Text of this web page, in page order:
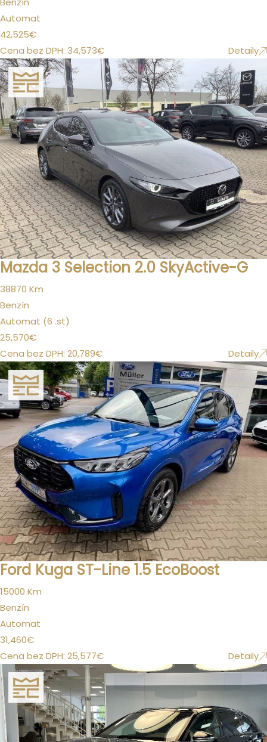
Automat
42,525€
Cena bez DPH: 34,573€ Detaily
Mazda 3 Selection 2.0 SkyActive-G
38870 Km
Benzín
Automat (6 .st)
25,570€
Cena bez DPH: 20,789€ Detaily
Ford Kuga ST-Line 1.5 EcoBoost
15000 Km
Benzín
Automat
31,460€
Cena bez DPH: 25,577€ Detaily